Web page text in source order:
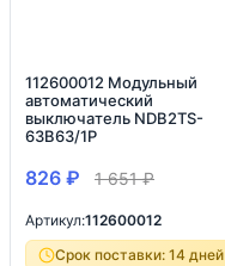
112600012 Модульный
автоматический
выключатель NDB2TS-
63B63/1P
826 ₽ 1 651₽
Артикул:112600012
Срок поставки: 14 дней